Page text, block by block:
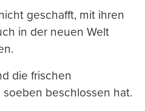
geschafft, mit ihren
in der neuen Welt
die frischen
beschlossen hat.